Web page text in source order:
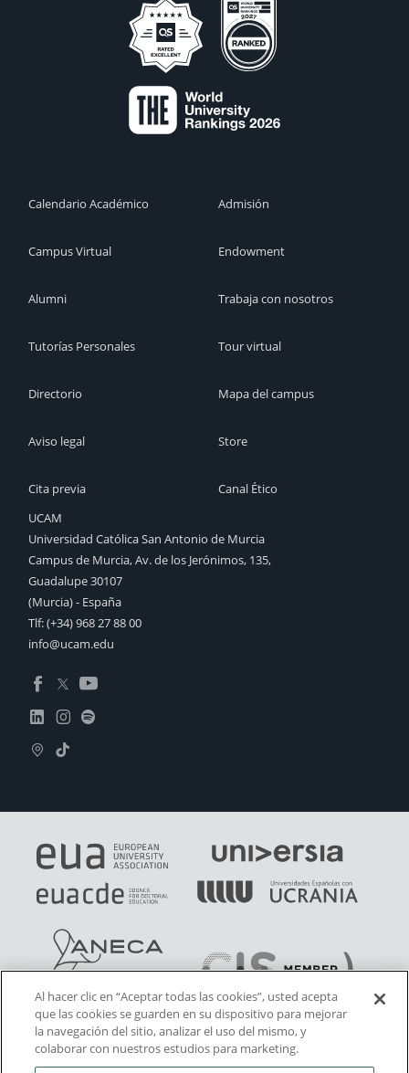
Calendario Académico
Campus Virtual
Alumni
Tutorías Personales
Directorio
Aviso legal
Cita previa
Admisión
Endowment
Trabaja con nosotros
Tour virtual
Mapa del campus
Store
Canal Ético
UCAM
Universidad Católica San Antonio de Murcia
Campus de Murcia, Av. de los Jerónimos, 135,
Guadalupe 30107
(Murcia) - España
Tlf:(+34) 968 27 88 00
info@ucam.edu
Al hacer clic en “Aceptar todas las cookies”, usted acepta
que las cookies se guarden en su dispositivo para mejorar
la navegación del sitio, analizar el uso del mismo, y
colaborar con nuestros estudios para marketing.